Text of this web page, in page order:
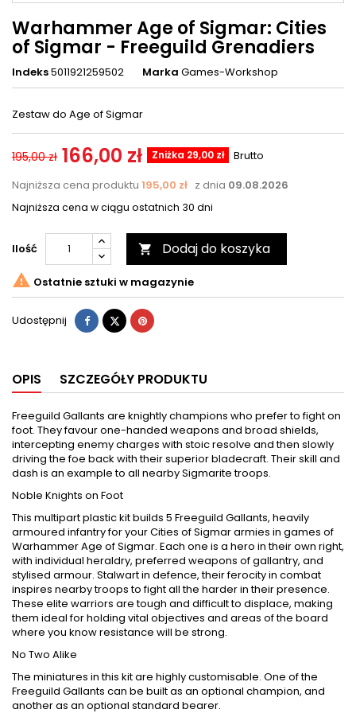
Warhammer Age of Sigmar: Cities
of Sigmar - Freeguild Grenadiers
Indeks5011921259502 Marka Games-Workshop
Zestaw do Age of Sigmar
195,00 zł 166,00 zł Zniżka 29,00 zł
Brutto
Najniższa cena produktu 195,00 zł z dnia 09.08.2026
Najniższa cena w ciągu ostatnich 30 dni
Ilość  Dodaj do koszyka
 Ostatnie sztuki w magazynie
Udostępnij Udostępnij
TweetujPinterest
OPIS SZCZEGÓŁY PRODUKTU
Freeguild Gallants are knightly champions who prefer to fight on
foot. They favour one-handed weapons and broad shields,
intercepting enemy charges with stoic resolve and then slowly
driving the foe back with their superior bladecraft. Their skill and
dash is an example to all nearby Sigmarite troops.
Noble Knights on Foot
This multipart plastic kit builds 5 Freeguild Gallants, heavily
armoured infantry for your Cities of Sigmar armies in games of
Warhammer Age of Sigmar. Each one is a hero in their own right,
with individual heraldry, preferred weapons of gallantry, and
stylised armour. Stalwart in defence, their ferocity in combat
inspires nearby troops to fight all the harder in their presence.
These elite warriors are tough and difficult to displace, making
them ideal for holding vital objectives and areas of the board
where you know resistance will be strong.
No Two Alike
The miniatures in this kit are highly customisable. One of the
Freeguild Gallants can be built as an optional champion, and
another as an optional standard bearer.